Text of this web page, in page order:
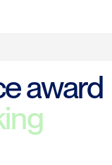
award